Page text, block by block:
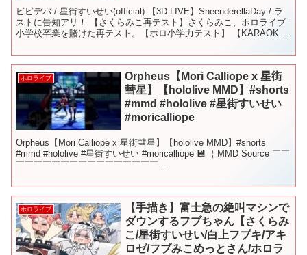
ビビデバ / 星街すいせい(official) 【3D LIVE】SheenderellaDay / ラ
ストに告知アリ！ 【さくらみこ再テスト】さくらみこ、ホロライブ
小学校卒業を賭けた再テスト。【ホロ小学力テスト】 【KARAOKE
ホロライブ
Orpheus【Mori Calliope x 星街
彗星】【hololive MMD】#shorts
#mmd #hololive #星街すいせい
#moricalliope
Orpheus【Mori Calliope x 星街彗星】【hololive MMD】#shorts
#mmd #hololive #星街すいせい #moricalliope 💾 ￤MMD Source ￣￣
￣￣￣￣￣￣￣￣￣￣￣￣￣￣￣￣...
ホロライブ
【手描き】富士急の絶叫マシンで
ダウンするフブちゃん【さくらみ
こ/星街すいせい/白上フブキ/アキ
ロゼ/フブみこめっとさん/ホロラ